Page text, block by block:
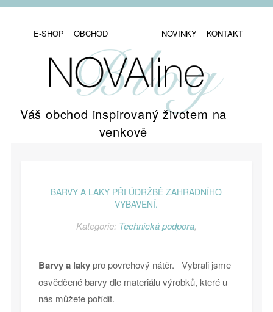
E-SHOP OBCHOD NOVINKY KONTAKT
Váš obchod inspirovaný životem na
venkově
BARVY A LAKY PŘI ÚDRŽBĚ ZAHRADNÍHO
VYBAVENÍ.
Kategorie: Technická podpora,
Barvy a lakypro povrchový nátěr. Vybrali jsme
osvědčené barvy dle materiálu výrobků, které u
nás můžete pořídit.